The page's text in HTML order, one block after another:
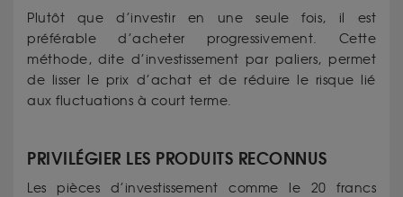
Plutôt que d’investir en une seule fois, il est
préférable d’acheter progressivement. Cette
méthode, dite d’investissement par paliers, permet
de lisser le prix d’achat et de réduire le risque lié
aux fluctuations à court terme.
PRIVILÉGIER LES PRODUITS RECONNUS
Les pièces d’investissement comme le 20 francs